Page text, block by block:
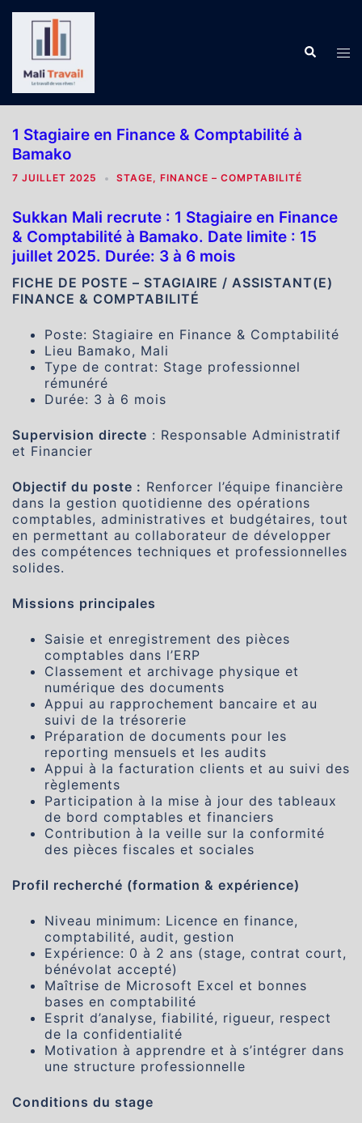
contenu
1 Stagiaire en Finance & Comptabilité à
Bamako
7 JUILLET 2025 STAGE, FINANCE – COMPTABILITÉ
Sukkan Mali recrute : 1 Stagiaire en Finance
& Comptabilité à Bamako. Date limite : 15
juillet 2025. Durée: 3 à 6 mois
FICHE DE POSTE – STAGIAIRE / ASSISTANT(E)
FINANCE & COMPTABILITÉ
Poste: Stagiaire en Finance & Comptabilité
Lieu Bamako, Mali
Type de contrat: Stage professionnel
rémunéré
Durée: 3 à 6 mois
Supervision directe : Responsable Administratif
et Financier
Objectif du poste : Renforcer l’équipe financière
dans la gestion quotidienne des opérations
comptables, administratives et budgétaires, tout
en permettant au collaborateur de développer
des compétences techniques et professionnelles
solides.
Missions principales
Saisie et enregistrement des pièces
comptables dans l’ERP
Classement et archivage physique et
numérique des documents
Appui au rapprochement bancaire et au
suivi de la trésorerie
Préparation de documents pour les
reporting mensuels et les audits
Appui à la facturation clients et au suivi des
règlements
Participation à la mise à jour des tableaux
de bord comptables et financiers
Contribution à la veille sur la conformité
des pièces fiscales et sociales
Profil recherché (formation & expérience)
Niveau minimum: Licence en finance,
comptabilité, audit, gestion
Expérience: 0 à 2 ans (stage, contrat court,
bénévolat accepté)
Maîtrise de Microsoft Excel et bonnes
bases en comptabilité
Esprit d’analyse, fiabilité, rigueur, respect
de la confidentialité
Motivation à apprendre et à s’intégrer dans
une structure professionnelle
Conditions du stage